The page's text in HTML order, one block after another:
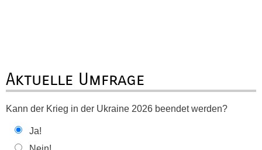
Aktuelle Umfrage
Kann der Krieg in der Ukraine 2026 beendet werden?
Ja!